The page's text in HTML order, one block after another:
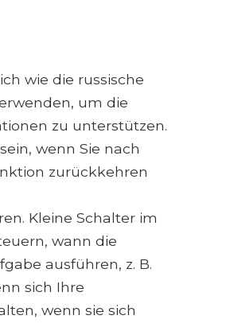
wie die russische
um die
zu unterstützen.
wenn Sie nach
zurückkehren
Kleine Schalter im
wann die
ausführen, z. B.
sich Ihre
wenn sie sich